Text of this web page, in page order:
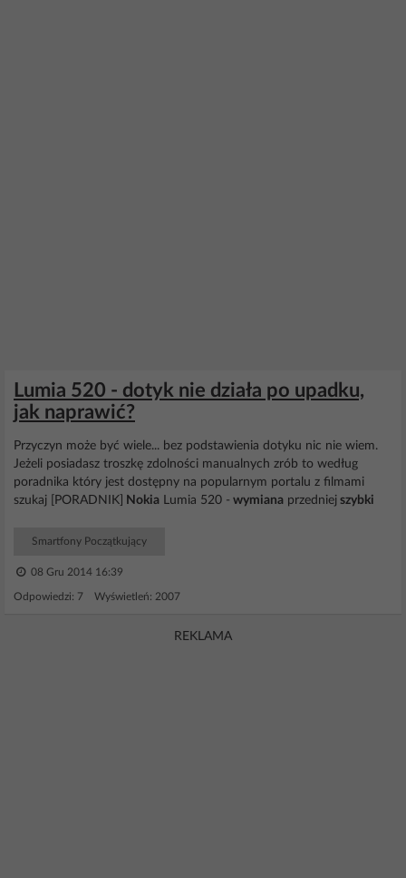
Lumia 520 - dotyk nie działa po upadku,
jak naprawić?
Przyczyn może być wiele... bez podstawienia dotyku nic nie wiem.
Jeżeli posiadasz troszkę zdolności manualnych zrób to według
poradnika który jest dostępny na popularnym portalu z filmami
szukaj [PORADNIK]
Nokia Lumia 520 - wymiana przedniej szybki
Smartfony Początkujący
08 Gru 2014 16:39
Odpowiedzi: 7 Wyświetleń: 2007
REKLAMA